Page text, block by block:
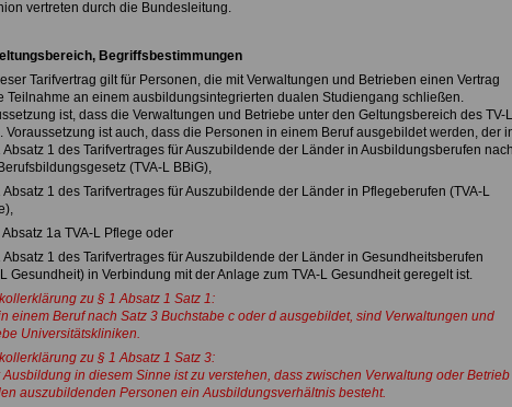
vertreten durch die Bundesleitung.
Begriffsbestimmungen
Tarifvertrag gilt für Personen, die mit Verwaltungen und Betrieben einen Vertrag
Teilnahme an einem ausbildungsintegrierten dualen Studiengang schließen.
ist, dass die Verwaltungen und Betriebe unter den Geltungsbereich des TV-L
Voraussetzung ist auch, dass die Personen in einem Beruf ausgebildet werden, der
Absatz 1 des Tarifvertrages für Auszubildende der Länder in Ausbildungsberufen
(TVA-L BBiG),
Absatz 1 des Tarifvertrages für Auszubildende der Länder in Pflegeberufen (TVA-L
Absatz 1a TVA-L Pflege oder
Absatz 1 des Tarifvertrages für Auszubildende der Länder in Gesundheitsberufen
Gesundheit) in Verbindung mit der Anlage zum TVA-L Gesundheit geregelt ist.
zu § 1 Absatz 1 Satz 1:
einem Beruf nach Satz 3 Buchstabe c oder d ausgebildet, sind Verwaltungen und
Universitätskliniken.
zu § 1 Absatz 1 Satz 3:
Ausbildung in diesem Sinne ist zu verstehen, dass zwischen Verwaltung oder Betrieb
auszubildenden Personen ein Ausbildungsverhältnis besteht.